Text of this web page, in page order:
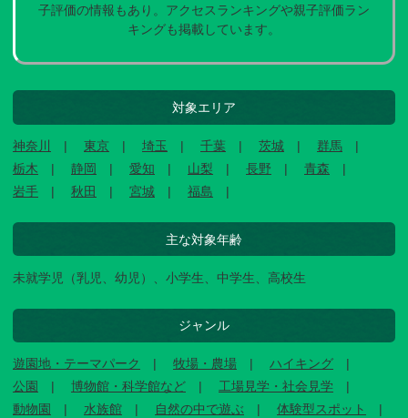
子評価の情報もあり。アクセスランキングや親子評価ラン
キングも掲載しています。
対象エリア
神奈川 東京 埼玉 千葉 茨城
群馬
栃木
静岡 愛知 山梨 長野
青森
岩手
秋田 宮城 福島
主な対象年齢
未就学児（乳児、幼児）、小学生、中学生、高校生
ジャンル
遊園地・テーマパーク 牧場・農場
ハイキング
公園
博物館・科学館など
工場見学・社会見学
動物園
水族館 自然の中で遊ぶ
体験型スポット